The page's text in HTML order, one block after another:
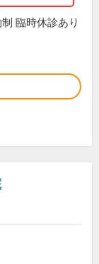
臨時休診あり